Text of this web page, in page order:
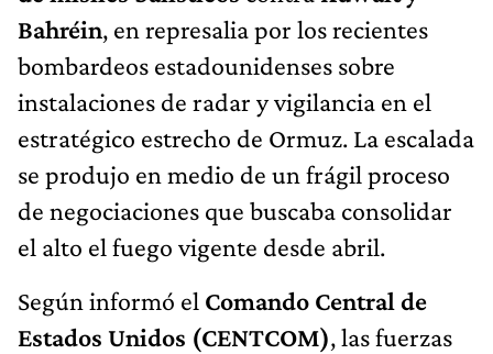
Bahréin, en represalia por los recientes
bombardeos estadounidenses sobre
instalaciones de radar y vigilancia en el
estratégico estrecho de Ormuz. La escalada
se produjo en medio de un frágil proceso
de negociaciones que buscaba consolidar
el alto el fuego vigente desde abril.
Según informó el Comando Central de
Estados Unidos (CENTCOM), las fuerzas